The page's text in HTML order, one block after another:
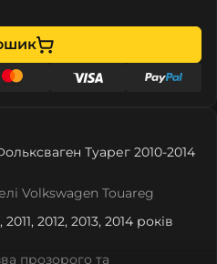
Туарег 2010-2014
Volkswagen Touareg
2012, 2013, 2014 років
прозорого та